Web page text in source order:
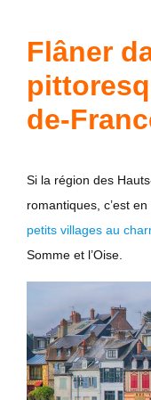
Flâner
de-
Si la région des
romantiques, c’est
petits villages au
Somme et l’Oise.